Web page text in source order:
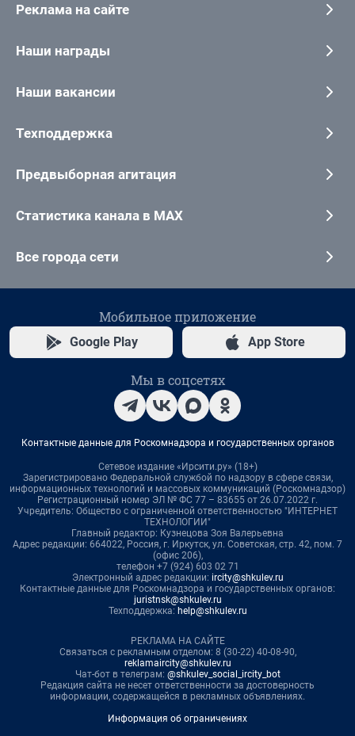
Реклама на сайте
Наши награды
Наши вакансии
Техподдержка
Предвыборная агитация
Статистика канала в MAX
Все города сети
Мобильное приложение
Google Play App Store
Мы в соцсетях
Контактные данные для Роскомнадзора и государственных органов
Сетевое издание «Ирсити.ру» (18+)
Зарегистрировано Федеральной службой по надзору в сфере связи,
информационных технологий и массовых коммуникаций (Роскомнадзор)
Регистрационный номер ЭЛ № ФС 77 – 83655 от 26.07.2022 г.
Учредитель: Общество с ограниченной ответственностью "ИНТЕРНЕТ
ТЕХНОЛОГИИ"
Главный редактор: Кузнецова Зоя Валерьевна
Адрес редакции: 664022, Россия, г. Иркутск, ул. Советская, стр. 42, пом. 7
(офис 206),
телефон +7 (924) 603 02 71
Электронный адрес редакции: ircity@shkulev.ru
Контактные данные для Роскомнадзора и государственных органов:
juristnsk@shkulev.ru
Техподдержка: help@shkulev.ru
РЕКЛАМА НА САЙТЕ
Связаться с рекламным отделом: 8 (30-22) 40-08-90,
reklamaircity@shkulev.ru
Чат-бот в телеграм: @shkulev_social_ircity_bot
Редакция сайта не несет ответственности за достоверность
информации, содержащейся в рекламных объявлениях.
Информация об ограничениях